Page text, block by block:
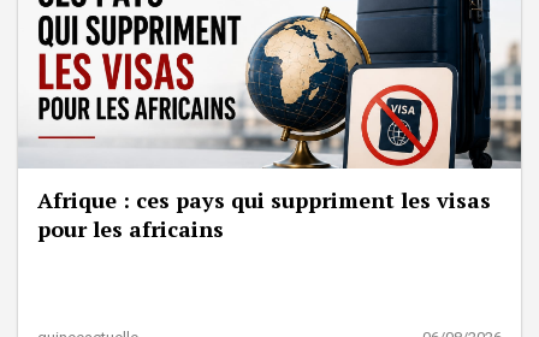
Afrique : ces pays qui suppriment les visas
pour les africains